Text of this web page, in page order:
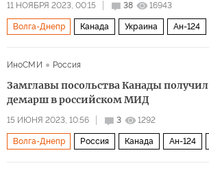
11 НОЯБРЯ 2023, 00:15 38 16943
Волга-Днепр Канада Украина Ан-124
ИноСМИ
Россия
Замглавы посольства Канады получил
демарш в российском МИД
15 ИЮНЯ 2023, 10:56 3 1292
Волга-Днепр Россия Канада Ан-124